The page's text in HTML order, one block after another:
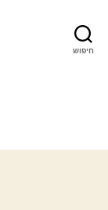
חיפוש